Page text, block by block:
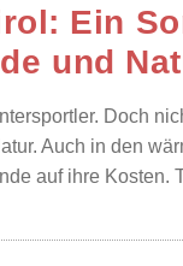
Ein
und
Doch
Auch in den
auf ihre Kosten.